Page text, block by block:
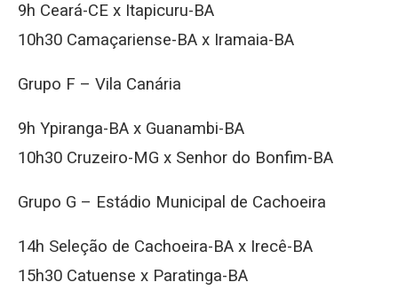
9h Ceará-CE x Itapicuru-BA
10h30 Camaçariense-BA x Iramaia-BA
Grupo F – Vila Canária
9h Ypiranga-BA x Guanambi-BA
10h30 Cruzeiro-MG x Senhor do Bonfim-BA
Grupo G – Estádio Municipal de Cachoeira
14h Seleção de Cachoeira-BA x Irecê-BA
15h30 Catuense x Paratinga-BA